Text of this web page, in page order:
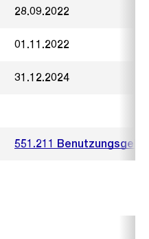
28.09.2022
01.11.2022
31.12.2024
551.211